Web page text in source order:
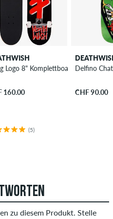
Logo 8" Komplettboard
160.00
(5)
Delfino
CHF 90.00
zu diesem Produkt. Stelle